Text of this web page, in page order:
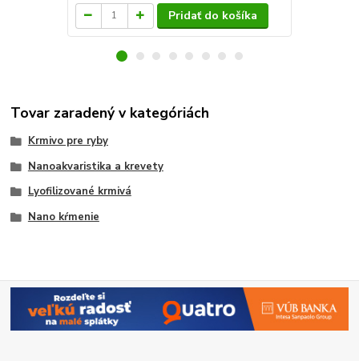
Pridať do košíka
Tovar zaradený v kategóriách
Krmivo pre ryby
Nanoakvaristika a krevety
Lyofilizované krmivá
Nano kŕmenie